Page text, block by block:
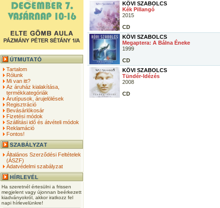
Tartalom
Rólunk
Mi van itt?
Az áruház kialakítása,
termékkategóriák
Árutípusok, árujelölések
Regisztráció
Bevásárlókosár
Fizetési módok
Szállítási idő és átvételi módok
Reklamáció
Fontos!
Általános Szerződési Feltételek
(ÁSZF)
Adatvédelmi szabályzat
Ha szeretnél értesülni a frissen
megjelent vagy újonnan beérkezett
kiadványokról, akkor iratkozz fel
napi hírlevelünkre!
KÖVI SZABOLCS
Kék Pillangó
2015
CD
KÖVI SZABOLCS
Megaptera: A Bálna Éneke
1999
CD
KÖVI SZABOLCS
Tündér-Idézés
2008
CD